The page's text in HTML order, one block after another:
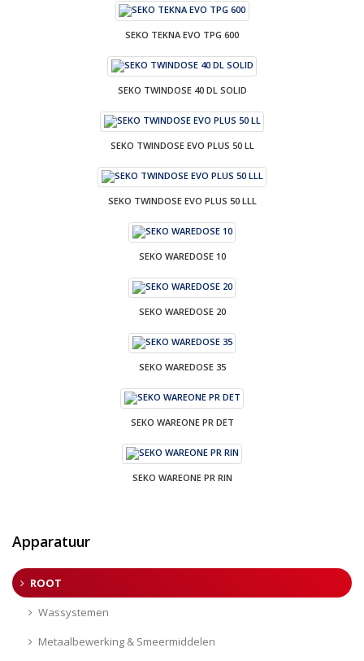
SEKO TEKNA EVO TPG 600
SEKO TWINDOSE 40 DL SOLID
SEKO TWINDOSE EVO PLUS 50 LL
SEKO TWINDOSE EVO PLUS 50 LLL
SEKO WAREDOSE 10
SEKO WAREDOSE 20
SEKO WAREDOSE 35
SEKO WAREONE PR DET
SEKO WAREONE PR RIN
Apparatuur
ROOT
Wassystemen
Metaalbewerking & Smeermiddelen